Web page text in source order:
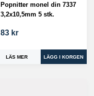
Popnitter monel din 7337
3,2x10,5mm 5 stk.
83 kr
LÄS MER